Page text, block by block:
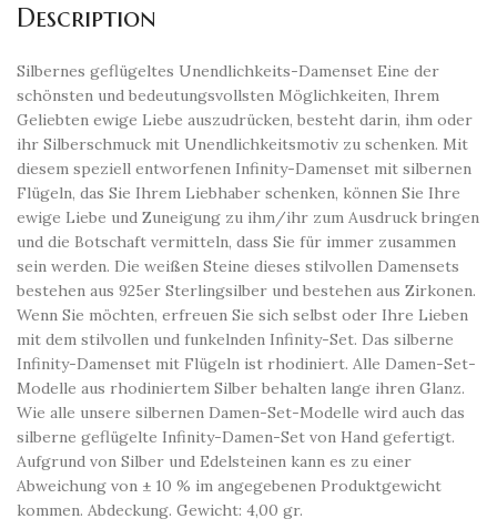
Description
Silbernes geflügeltes Unendlichkeits-Damenset Eine der
schönsten und bedeutungsvollsten Möglichkeiten, Ihrem
Geliebten ewige Liebe auszudrücken, besteht darin, ihm oder
ihr Silberschmuck mit Unendlichkeitsmotiv zu schenken. Mit
diesem speziell entworfenen Infinity-Damenset mit silbernen
Flügeln, das Sie Ihrem Liebhaber schenken, können Sie Ihre
ewige Liebe und Zuneigung zu ihm/ihr zum Ausdruck bringen
und die Botschaft vermitteln, dass Sie für immer zusammen
sein werden. Die weißen Steine ​​dieses stilvollen Damensets
bestehen aus 925er Sterlingsilber und bestehen aus Zirkonen.
Wenn Sie möchten, erfreuen Sie sich selbst oder Ihre Lieben
mit dem stilvollen und funkelnden Infinity-Set. Das silberne
Infinity-Damenset mit Flügeln ist rhodiniert. Alle Damen-Set-
Modelle aus rhodiniertem Silber behalten lange ihren Glanz.
Wie alle unsere silbernen Damen-Set-Modelle wird auch das
silberne geflügelte Infinity-Damen-Set von Hand gefertigt.
Aufgrund von Silber und Edelsteinen kann es zu einer
Abweichung von ± 10 % im angegebenen Produktgewicht
kommen. Abdeckung. Gewicht: 4,00 gr.